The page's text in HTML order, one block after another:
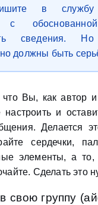
в службу
с
сведения.
должны быть
Вы, как автор и
настроить и
Делается
сердечки,
элементы, а то,
Сделать это
свою группу